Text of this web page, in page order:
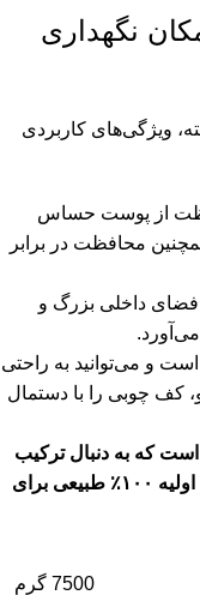
نگهداری
ویژگی‌های کاربردی
از پوست حساس
محافظت در برابر
فضای داخلی بزرگ و
است و می‌توانید به راحتی
کف چوبی را با دستمال
است که به دنبال ترکیب
سادگی، زیبایی اصیل گیلانی، دوام بالا و مواد اولیه ۱۰۰٪ طبیعی برای
7500 گرم